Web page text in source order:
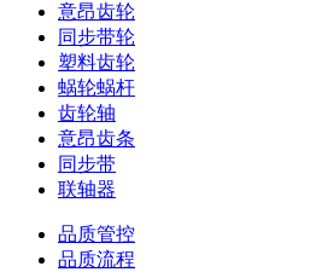
意昂齿轮
同步带轮
塑料齿轮
蜗轮蜗杆
齿轮轴
意昂齿条
同步带
联轴器
品质管控
品质流程